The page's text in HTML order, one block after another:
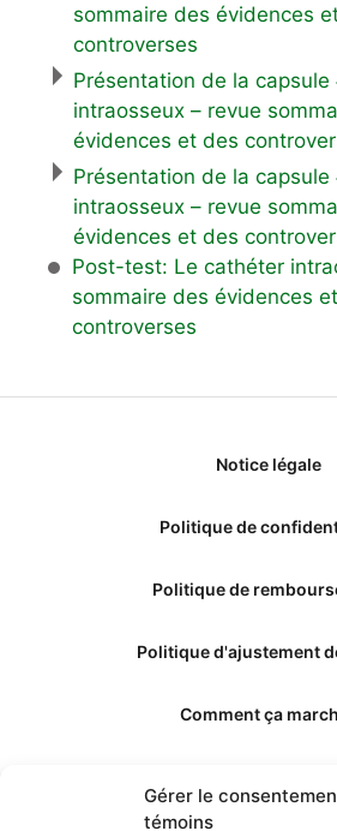
Gérer le
témoins
sommaire des évidences
controverses
Présentation de la
intraosseux – revue
évidences et des
Présentation de la
intraosseux – revue
évidences et des
Post-test: Le cathéter
sommaire des évidences
controverses
Notice légale
Politique de
Politique de
Politique d'ajustement
Comment ça